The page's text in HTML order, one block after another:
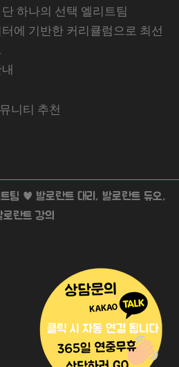
하나의 선택 엘리트팀
에 기반한 커리큘럼으로 최선
니티 추천
♥ 발로란트 대리, 발로란트 듀오,
로란트 강의